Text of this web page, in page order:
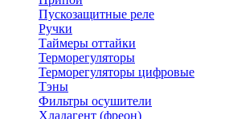
Пускозащитные реле
Ручки
Таймеры оттайки
Терморегуляторы
Терморегуляторы цифровые
Тэны
Фильтры осушители
Хладагент (фреон)